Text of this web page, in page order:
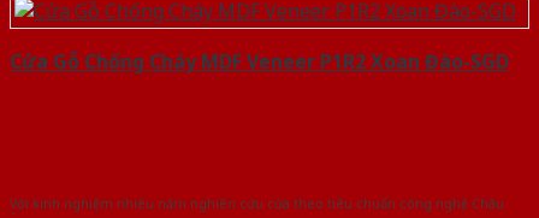
Cửa Gỗ Chống Cháy MDF Veneer P1R2 Xoan Đào-SGD
Với kinh nghiệm nhiêu năm nghiên cứu cửa theo tiêu chuẩn công nghệ Châu